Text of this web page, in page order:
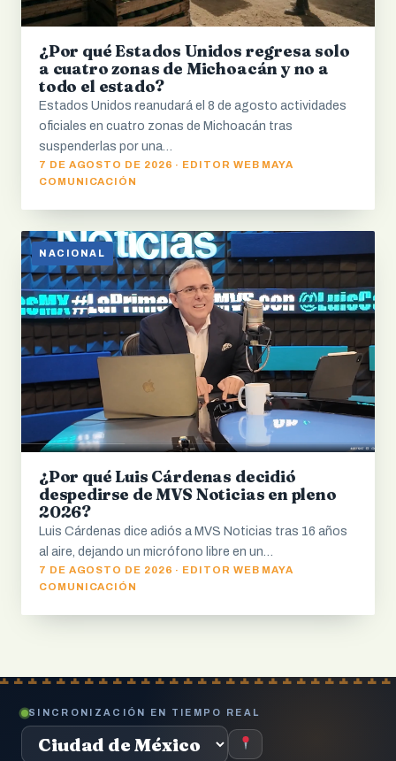
¿Por qué Estados Unidos regresa solo
a cuatro zonas de Michoacán y no a
todo el estado?
Estados Unidos reanudará el 8 de agosto actividades
oficiales en cuatro zonas de Michoacán tras
suspenderlas por una…
7 DE AGOSTO DE 2026 · EDITOR WEB MAYA
COMUNICACIÓN
NACIONAL
¿Por qué Luis Cárdenas decidió
despedirse de MVS Noticias en pleno
2026?
Luis Cárdenas dice adiós a MVS Noticias tras 16 años
al aire, dejando un micrófono libre en un…
7 DE AGOSTO DE 2026 · EDITOR WEB MAYA
COMUNICACIÓN
SINCRONIZACIÓN EN TIEMPO REAL